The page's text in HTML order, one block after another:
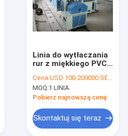
Linia do wytłaczania
rur z miękkiego PVC,
wytłaczania węża z
PCV
Cena:USD 100-200000 SET PER
MOQ:1 LINIA
Pobierz najnowszą cenę
Skontaktuj się teraz